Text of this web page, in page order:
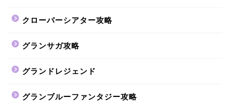
クローバーシアター攻略
グランサガ攻略
グランドレジェンド
グランブルーファンタジー攻略